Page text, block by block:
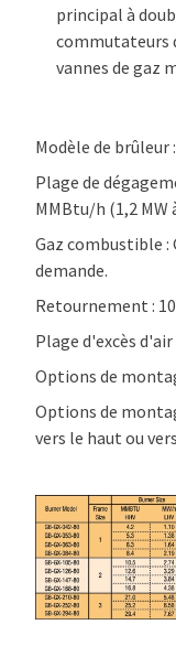
principal à
commutateurs
vannes de gaz
Modèle de brûleur
Plage de
MMBtu/h (1,2 MW
Gaz combustible :
demande.
Retournement :
Plage d'excès d'air
Options de
Options de
vers le haut ou